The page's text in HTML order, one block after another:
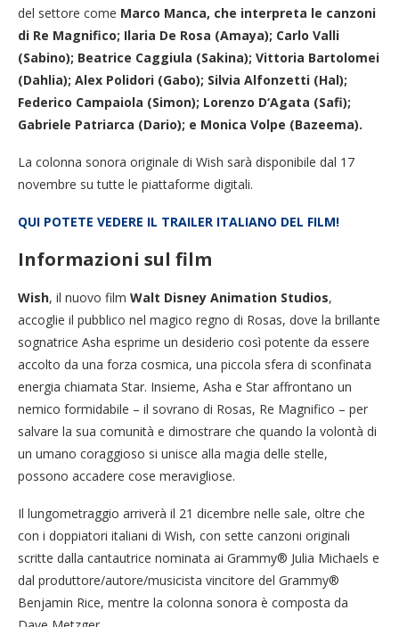
del settore come Marco Manca, che interpreta le canzoni
di Re Magnifico; Ilaria De Rosa (Amaya); Carlo Valli
(Sabino); Beatrice Caggiula (Sakina); Vittoria Bartolomei
(Dahlia); Alex Polidori (Gabo); Silvia Alfonzetti (Hal);
Federico Campaiola (Simon); Lorenzo D‘Agata (Safi);
Gabriele Patriarca (Dario); e Monica Volpe (Bazeema).
La colonna sonora originale di Wish sarà disponibile dal 17
novembre su tutte le piattaforme digitali.
QUI POTETE VEDERE IL TRAILER ITALIANO DEL FILM!
Informazioni sul film
Wish, il nuovo film Walt Disney Animation Studios,
accoglie il pubblico nel magico regno di Rosas, dove la brillante
sognatrice Asha esprime un desiderio così potente da essere
accolto da una forza cosmica, una piccola sfera di sconfinata
energia chiamata Star. Insieme, Asha e Star affrontano un
nemico formidabile – il sovrano di Rosas, Re Magnifico – per
salvare la sua comunità e dimostrare che quando la volontà di
un umano coraggioso si unisce alla magia delle stelle,
possono accadere cose meravigliose.
Il lungometraggio arriverà il 21 dicembre nelle sale, oltre che
con i doppiatori italiani di Wish, con sette canzoni originali
scritte dalla cantautrice nominata ai Grammy® Julia Michaels e
dal produttore/autore/musicista vincitore del Grammy®
Benjamin Rice, mentre la colonna sonora è composta da